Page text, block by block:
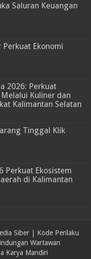
Saluran Keuangan
Ekonomi
2026: Perkuat
Kuliner dan
Kalimantan Selatan
Tinggal Klik
Perkuat Ekosistem
di Kalimantan
Siber| Kode Perilaku
Wartawan
Karya Mandiri